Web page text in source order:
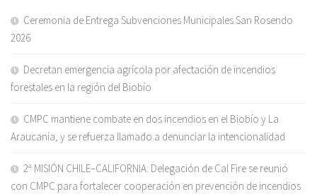
Ceremonia de Entrega Subvenciones Municipales San Rosendo
2026
Decretan emergencia agrícola por afectación de incendios
forestales en la región del Biobío
CMPC mantiene combate en dos incendios en el Biobío y La
Araucanía, y se refuerza llamado a denunciar la intencionalidad
2ª MISIÓN CHILE–CALIFORNIA: Delegación de Cal Fire se reunió
con CMPC para fortalecer cooperación en prevención de incendios